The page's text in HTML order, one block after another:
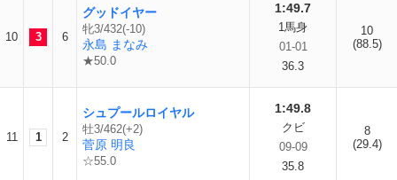
10 3 6
グッドイヤー
牝3/432(-10)
永島 まなみ
★50.0
1:49.7
1馬身
01-01
36.3
10
(88.5)
11 1 2
シュプールロイヤル
牡3/462(+2)
菅原 明良
☆55.0
1:49.8
クビ
09-09
35.8
8
(29.4)